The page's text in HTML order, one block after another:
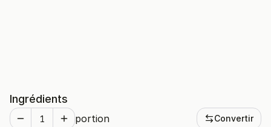
Ingrédients
portion Convertir